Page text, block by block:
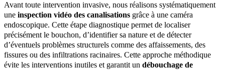
Avant toute intervention invasive, nous réalisons systématiquement
une inspection vidéo des canalisations grâce à une caméra
endoscopique. Cette étape diagnostique permet de localiser
précisément le bouchon, d’identifier sa nature et de détecter
d’éventuels problèmes structurels comme des affaissements, des
fissures ou des infiltrations racinaires. Cette approche méthodique
évite les interventions inutiles et garantit un débouchage de